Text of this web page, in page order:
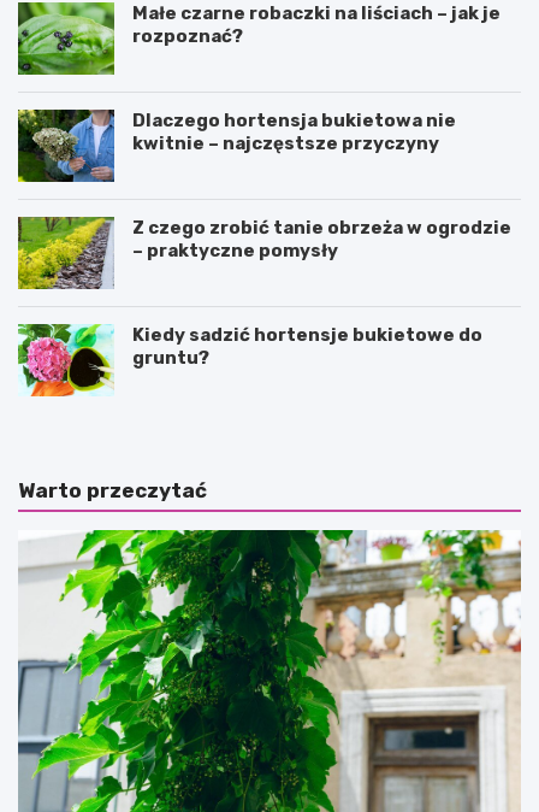
Małe czarne robaczki na liściach – jak je
rozpoznać?
Dlaczego hortensja bukietowa nie
kwitnie – najczęstsze przyczyny
Z czego zrobić tanie obrzeża w ogrodzie
– praktyczne pomysły
Kiedy sadzić hortensje bukietowe do
gruntu?
Warto przeczytać